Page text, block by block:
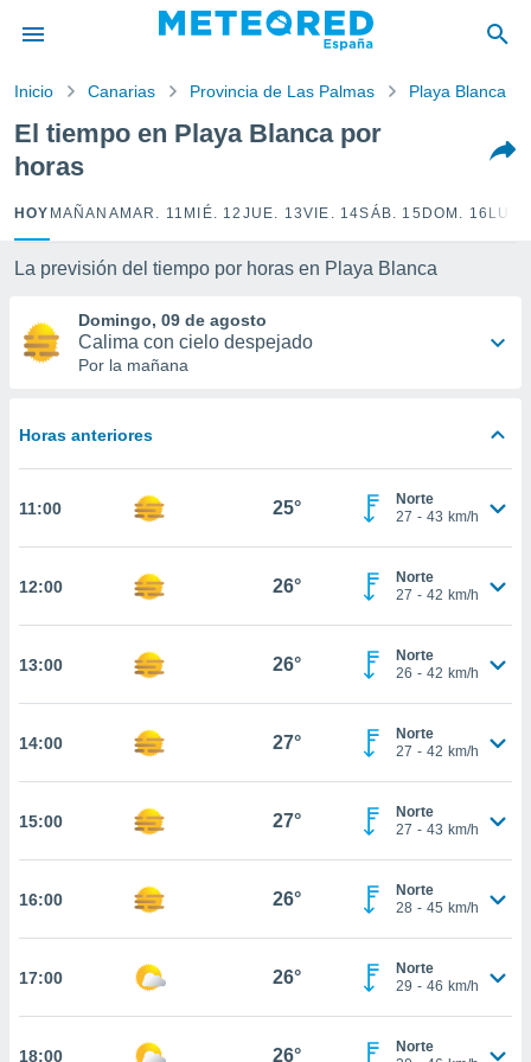
por
para
la
calidad.
a este
las
y
forma
basada
permite
coste.
botón
a la
todas
ya sean
nos
en
perfil
y
CONTINUAR
Inicio Canarias Provincia de Las Palmas Playa Blanca
El tiempo en Playa Blanca por
horas
HOY MAÑANA MAR. 11 MIÉ. 12 JUE. 13VIE. 14SÁB. 15 DOM. 16
La previsión del tiempo por horas en Playa Blanca
Domingo, 09 de agosto
Calima con cielo despejado
Por la mañana
Horas anteriores
11:00 25°
Norte
27 - 43 km/h
12:00 26°
Norte
27 - 42 km/h
13:00 26°
Norte
26 - 42 km/h
14:00 27°
Norte
27 - 42 km/h
15:00 27°
Norte
27 - 43 km/h
16:00 26°
Norte
28 - 45 km/h
17:00 26°
Norte
29 - 46 km/h
18:00 26°
Norte